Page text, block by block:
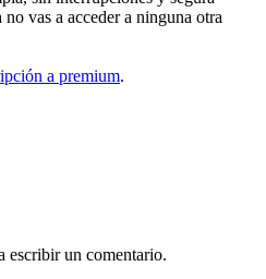
no vas a acceder a ninguna otra
a premium.
escribir un comentario.